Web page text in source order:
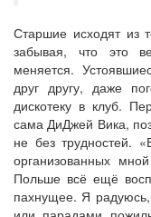
Старшие исходят из
забывая, что это
меняется.
друг другу, даже
дискотеку в клуб.
сама ДиДжей Вика,
не без трудностей.
организованных
Польше всё ещё
пахнущее. Я радуюсь,